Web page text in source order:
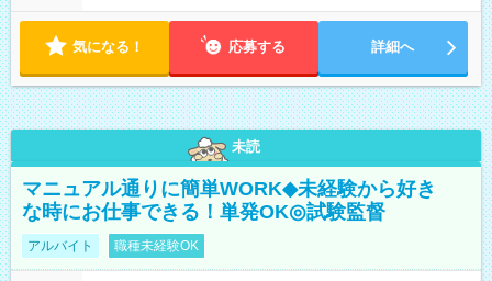
気になる！ 応募する 詳細へ
未読
マニュアル通りに簡単WORK◆未経験から好き
な時にお仕事できる！単発OK◎試験監督
アルバイト 職種未経験OK